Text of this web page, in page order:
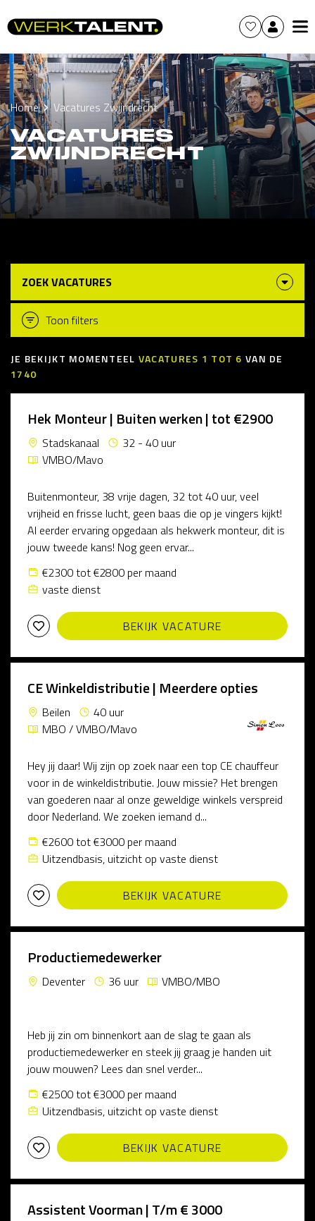
Home Vacatures Zwijndrecht
VACATURES
ZWIJNDRECHT
ZOEK VACATURES
Toon filters
JE BEKIJKT MOMENTEEL VACATURES 1 TOT 6 VAN DE
1740
Hek Monteur | Buiten werken | tot €2900
Stadskanaal
32 - 40 uur
VMBO/Mavo
Buitenmonteur, 38 vrije dagen, 32 tot 40 uur, veel
vrijheid en frisse lucht, geen baas die op je vingers kijkt!
Al eerder ervaring opgedaan als hekwerk monteur, dit is
jouw tweede kans! Nog geen ervar...
€2300 tot €2800 per maand
vaste dienst
BEKIJK VACATURE
CE Winkeldistributie | Meerdere opties
Beilen
40 uur
MBO / VMBO/Mavo
Hey jij daar! Wij zijn op zoek naar een top CE chauffeur
voor in de winkeldistributie. Jouw missie? Het brengen
van goederen naar al onze geweldige winkels verspreid
door Nederland. We zoeken iemand d...
€2600 tot €3000 per maand
Uitzendbasis, uitzicht op vaste dienst
BEKIJK VACATURE
Productiemedewerker
Deventer 36 uur VMBO/MBO
Heb jij zin om binnenkort aan de slag te gaan als
productiemedewerker en steek jij graag je handen uit
jouw mouwen? Lees dan snel verder...
€2500 tot €3000 per maand
Uitzendbasis, uitzicht op vaste dienst
BEKIJK VACATURE
Assistent Voorman | T/m € 3000